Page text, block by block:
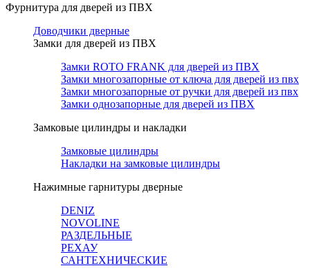
Фурнитура для дверей из ПВХ
Доводчики дверные
Замки для дверей из ПВХ
Замки ROTO FRANK для дверей из ПВХ
Замки многозапорные от ключа для дверей из пвх
Замки многозапорные от ручки для дверей из пвх
Замки однозапорные для дверей из ПВХ
Замковые цилиндры и накладки
Замковые цилиндры
Накладки на замковые цилиндры
Нажимные гарнитуры дверные
DENIZ
NOVOLINE
РАЗДЕЛЬНЫЕ
РЕХАУ
САНТЕХНИЧЕСКИЕ